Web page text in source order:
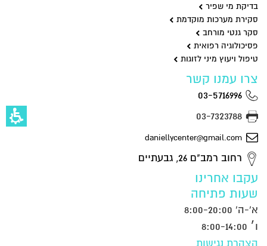
בדיקת מי שפיר
סקירת מערכות מוקדמת
סקר גנטי מורחב
פסיכולוגיה רפואית
טיפול ויעוץ מיני לזוגות
צרו עמנו קשר
daniellycenter@gmail.com
רחוב רמב"ם 26, גבעתיים
עקבו אחרינו
שעות פתיחה
א'-ה' 8:00-20:00
ו׳ 8:00-14:00
הצהרת נגישות